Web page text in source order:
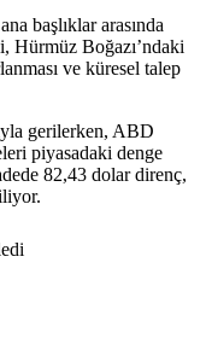
başlıklar arasında
Hürmüz Boğazı’ndaki
ve küresel talep
gerilerken, ABD
piyasadaki denge
82,43 dolar direnç,